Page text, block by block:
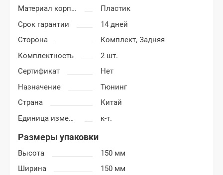
Материал корпуса
Пластик
Срок гарантии
14 дней
Сторона
Комплект,Задняя
Комплектность
2 шт.
Сертификат
Нет
Назначение
Тюнинг
Страна
Китай
Единица измерения
к-т.
Размеры упаковки
Высота
150 мм
Ширина
150 мм